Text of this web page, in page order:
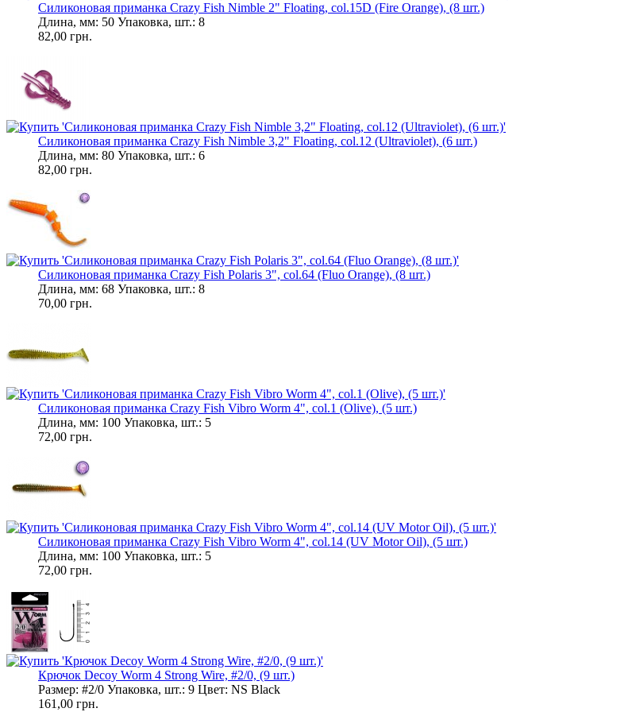
Силиконовая приманка Crazy Fish Nimble 2" Floating, col.15D (Fire Orange), (8 шт.)
Длина, мм: 50 Упаковка, шт.: 8
82,00 грн.
Силиконовая приманка Crazy Fish Nimble 3,2" Floating, col.12 (Ultraviolet), (6 шт.)
Длина, мм: 80 Упаковка, шт.: 6
82,00 грн.
Силиконовая приманка Crazy Fish Polaris 3", col.64 (Fluo Orange), (8 шт.)
Длина, мм: 68 Упаковка, шт.: 8
70,00 грн.
Силиконовая приманка Crazy Fish Vibro Worm 4", col.1 (Olive), (5 шт.)
Длина, мм: 100 Упаковка, шт.: 5
72,00 грн.
Силиконовая приманка Crazy Fish Vibro Worm 4", col.14 (UV Motor Oil), (5 шт.)
Длина, мм: 100 Упаковка, шт.: 5
72,00 грн.
Крючок Decoy Worm 4 Strong Wire, #2/0, (9 шт.)
Размер: #2/0 Упаковка, шт.: 9 Цвет: NS Black
161,00 грн.